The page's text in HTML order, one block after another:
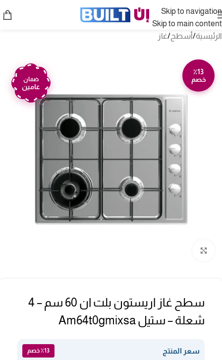
Skip to navigation
Skip to main content
الرئيسية/أسطح/غاز
٪13
خصم
ضمان
عامين
سطح غاز اريستون بلت ان 60 سم – 4
شعلة – ستيل Am64t0gmixsa
سعر المنتج ٪13 خصم